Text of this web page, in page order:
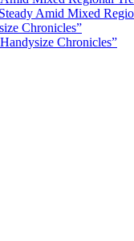
Amid Mixed
Chronicles”